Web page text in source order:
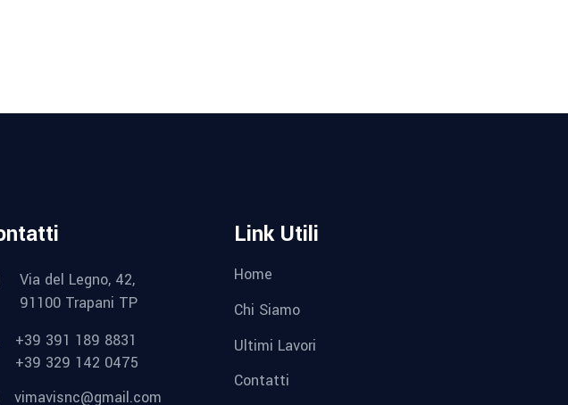
Via del Legno, 42,
91100 Trapani TP
+39 391 189 8831
+39 329 142 0475
vimavisnc@gmail.com
Link Utili
Home
Chi Siamo
Ultimi Lavori
Contatti